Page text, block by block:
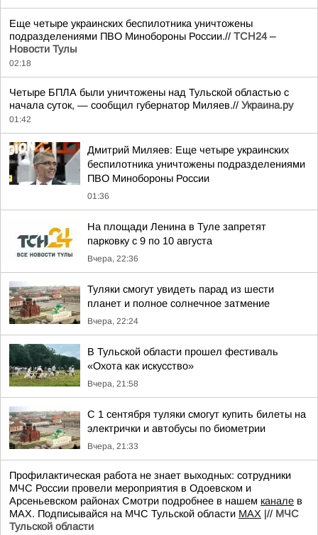
Еще четыре украинских беспилотника уничтожены
подразделениями ПВО Минобороны России.// ТСН24 –
Новости Тулы
02:18
Четыре БПЛА были уничтожены над Тульской областью с
начала суток, — сообщил губернатор Миляев.// Украина.ру
01:42
Дмитрий Миляев: Еще четыре украинских
беспилотника уничтожены подразделениями
ПВО Минобороны России
01:36
На площади Ленина в Туле запретят
парковку с 9 по 10 августа
Вчера, 22:36
Туляки смогут увидеть парад из шести
планет и полное солнечное затмение
Вчера, 22:24
В Тульской области прошел фестиваль
«Охота как искусство»
Вчера, 21:58
С 1 сентября туляки смогут купить билеты на
электрички и автобусы по биометрии
Вчера, 21:33
Профилактическая работа не знает выходных: сотрудники
МЧС России провели мероприятия в Одоевском и
Арсеньевском районах Смотри подробнее в нашем канале в
МАХ. Подписывайся на МЧС Тульской области MAX |// МЧС
Тульской области